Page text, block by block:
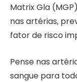
Matrix Gla
nas artérias,
fator de risco
Pense nas
sangue para